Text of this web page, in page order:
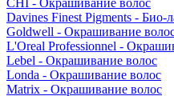
CHI - Окрашивание волос
Davines Finest Pigments - Био-
Goldwell - Окрашивание
L'Oreal Professionnel -
Lebel - Окрашивание волос
Londa - Окрашивание волос
Matrix - Окрашивание волос